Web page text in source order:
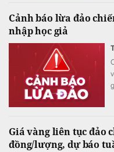
Cảnh báo lừa đảo
nhập học giả
Giá vàng liên tục đảo
đồng/lượng, dự báo